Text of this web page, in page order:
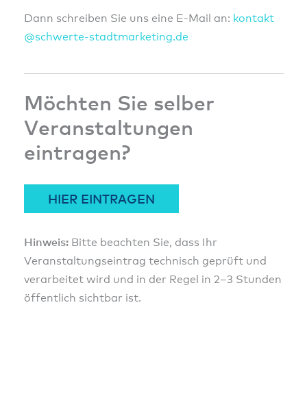
Dann schreiben Sie uns eine E-Mail an: kontakt
@schwerte-stadtmarketing.de
Möchten Sie selber
Veranstaltungen
eintragen?
HIER EINTRAGEN
Hinweis:Bitte beachten Sie, dass Ihr
Veranstaltungseintrag technisch geprüft und
verarbeitet wird und in der Regel in 2–3 Stunden
öffentlich sichtbar ist.